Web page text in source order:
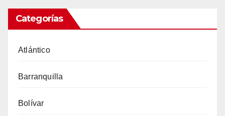
Categorías
Atlántico
Barranquilla
Bolívar